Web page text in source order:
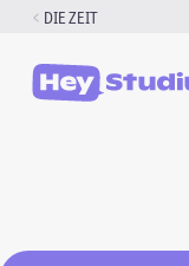
Zum
springen
DIE ZEIT